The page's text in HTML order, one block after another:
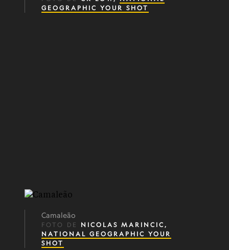
GEOGRAPHIC YOUR SHOT
Camaleão
FOTO DE NICOLAS MARINCIC,
NATIONAL GEOGRAPHIC YOUR
SHOT